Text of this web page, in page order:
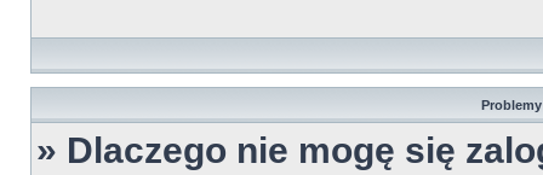
» Dlaczego nie mogę się